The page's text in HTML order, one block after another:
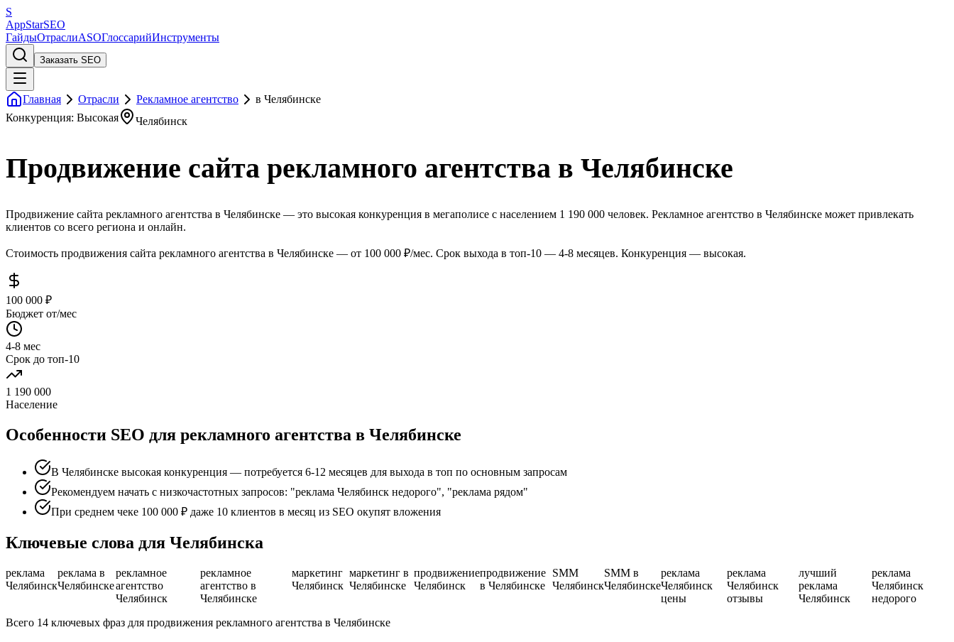
S
AppStarSEO
ГайдыОтраслиASOГлоссарийИнструменты
Заказать SEO
Главная Отрасли Рекламное агентство
в Челябинске
Конкуренция: Высокая
Челябинск
Продвижение сайта рекламного агентства в Челябинске
Продвижение сайта рекламного агентства в Челябинске — это высокая конкуренция в мегаполисе с населением 1 190 000 человек. Рекламное агентство в Челябинске может привлекать
клиентов со всего региона и онлайн.
Стоимость продвижения сайта рекламного агентства в Челябинске — от 100 000 ₽/мес. Срок выхода в топ-10 — 4-8 месяцев. Конкуренция — высокая.
100 000 ₽
Бюджет от/мес
4-8 мес
Срок до топ-10
1 190 000
Население
Особенности SEO для рекламного агентства в Челябинске
В Челябинске высокая конкуренция — потребуется 6-12 месяцев для выхода в топ по основным запросам
Рекомендуем начать с низкочастотных запросов: "реклама Челябинск недорого", "реклама рядом"
При среднем чеке 100 000 ₽ даже 10 клиентов в месяц из SEO окупят вложения
Ключевые слова для Челябинска
реклама
Челябинск
реклама в
Челябинске
рекламное
агентство
Челябинск
рекламное
агентство в
Челябинске
маркетинг
Челябинск
маркетинг в
Челябинске
продвижение
Челябинск
продвижение
в Челябинске
SMM
Челябинск
SMM в
Челябинске
реклама
Челябинск
цены
реклама
Челябинск
отзывы
лучший
реклама
Челябинск
реклама
Челябинск
недорого
Всего 14 ключевых фраз для продвижения рекламного агентства в Челябинске